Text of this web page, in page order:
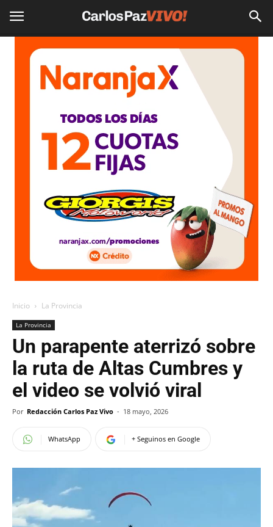
Inicio La Provincia
La Provincia
Un parapente aterrizó sobre
la ruta de Altas Cumbres y
el video se volvió viral
Por Redacción Carlos Paz Vivo - 18 mayo, 2026
WhatsApp + Seguinos en Google